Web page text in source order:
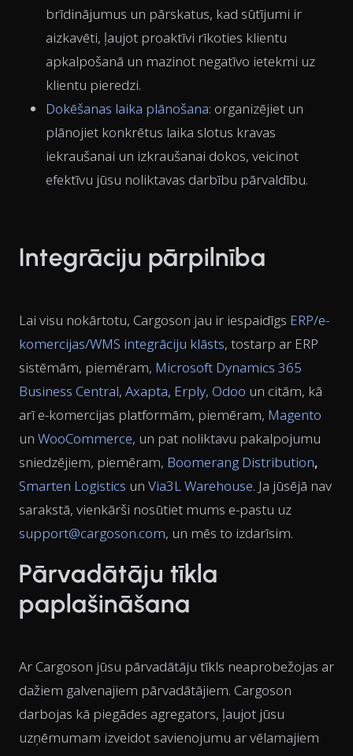
brīdinājumus un pārskatus, kad sūtījumi ir
aizkavēti, ļaujot proaktīvi rīkoties klientu
apkalpošanā un mazinot negatīvo ietekmi uz
klientu pieredzi.
Dokēšanas laika plānošana: organizējiet un
plānojiet konkrētus laika slotus kravas
iekraušanai un izkraušanai dokos, veicinot
efektīvu jūsu noliktavas darbību pārvaldību.
Integrāciju pārpilnība
Lai visu nokārtotu, Cargoson jau ir iespaidīgs ERP/e-
komercijas/WMS integrāciju klāsts, tostarp ar ERP
sistēmām, piemēram, Microsoft Dynamics 365
Business Central, Axapta, Erply, Odoo un citām, kā
arī e-komercijas platformām, piemēram, Magento
un WooCommerce, un pat noliktavu pakalpojumu
sniedzējiem, piemēram, Boomerang Distribution,
Smarten Logistics un Via3L Warehouse. Ja jūsējā nav
sarakstā, vienkārši nosūtiet mums e-pastu uz
support@cargoson.com, un mēs to izdarīsim.
Pārvadātāju tīkla
paplašināšana
Ar Cargoson jūsu pārvadātāju tīkls neaprobežojas ar
dažiem galvenajiem pārvadātājiem. Cargoson
darbojas kā piegādes agregators, ļaujot jūsu
uzņēmumam izveidot savienojumu ar vēlamajiem